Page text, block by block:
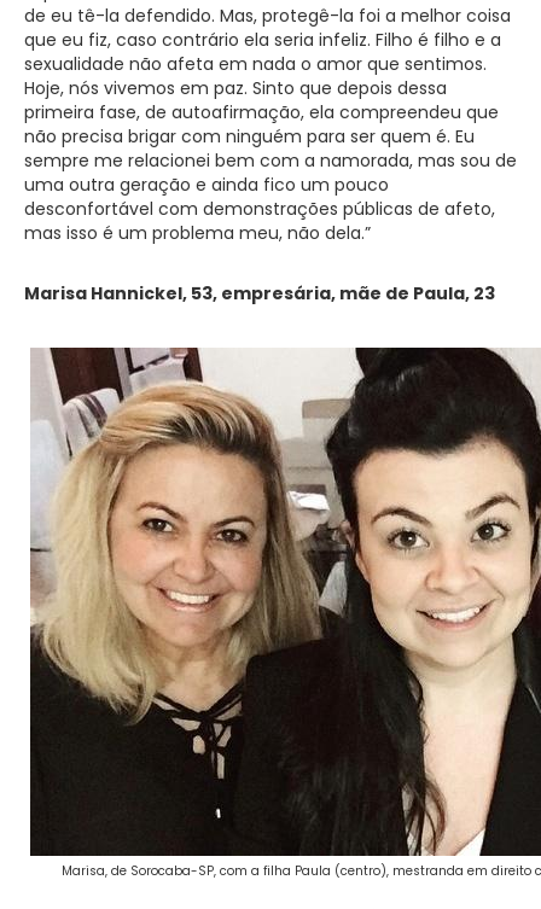
de eu tê-la defendido. Mas, protegê-la foi a melhor coisa
que eu fiz, caso contrário ela seria infeliz. Filho é filho e a
sexualidade não afeta em nada o amor que sentimos.
Hoje, nós vivemos em paz. Sinto que depois dessa
primeira fase, de autoafirmação, ela compreendeu que
não precisa brigar com ninguém para ser quem é. Eu
sempre me relacionei bem com a namorada, mas sou de
uma outra geração e ainda fico um pouco
desconfortável com demonstrações públicas de afeto,
mas isso é um problema meu, não dela.”
Marisa Hannickel, 53, empresária, mãe de Paula, 23
Marisa, de Sorocaba-SP, com a filha Paula (centro), mestranda em